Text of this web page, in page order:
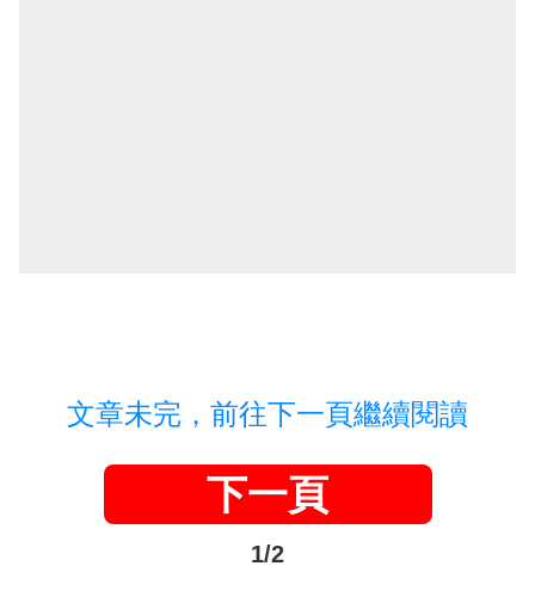
文章未完，前往下一頁繼續閱讀
下一頁
1/2